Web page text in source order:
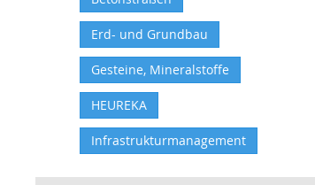
Erd- und Grundbau
Gesteine, Mineralstoffe
HEUREKA
Infrastrukturmanagement